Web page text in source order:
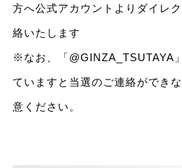
方へ公式アカウントよりダイレ
絡いたします
※なお、「@GINZA_TSUTAYA
ていますと当選のご連絡ができ
意ください。